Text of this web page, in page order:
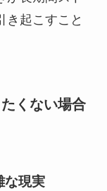
き起こすこと
くない場合
な現実